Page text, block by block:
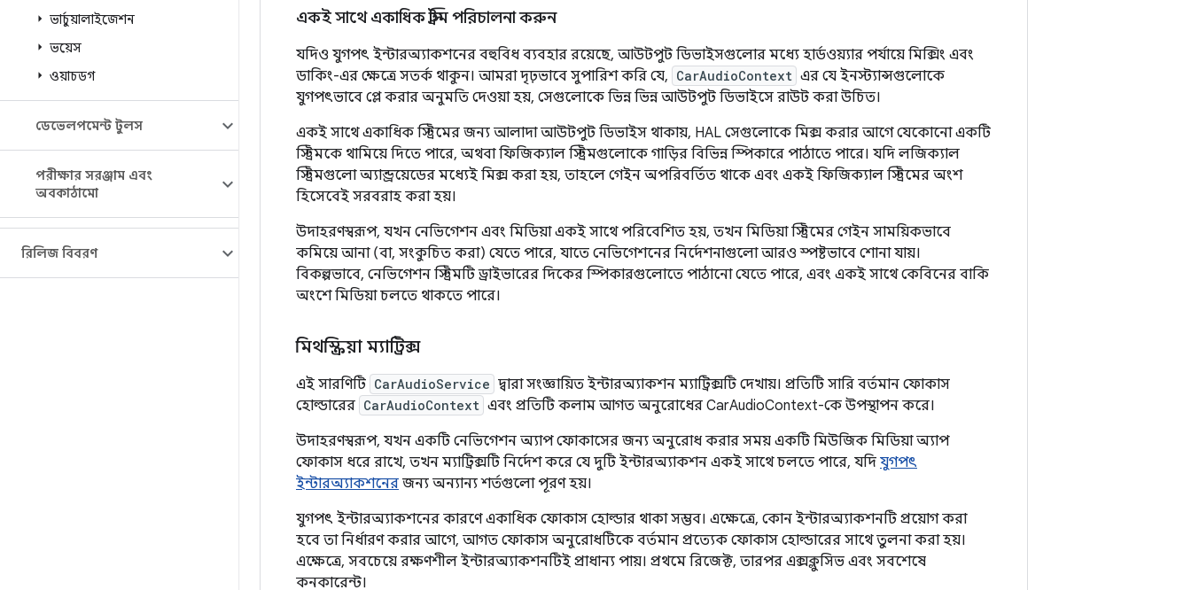
ভার্চুয়ালাইজেশন
ভয়েস
ওয়াচডগ
ডেভেলপমেন্ট টুলস
পরীক্ষার সরঞ্জাম এবং
অবকাঠামো
রিলিজ বিবরণ
একই সাথে একাধিক স্ট্রিম পরিচালনা করুন
যদিও যুগপৎ ইন্টারঅ্যাকশনের বহুবিধ ব্যবহার রয়েছে, আউটপুট ডিভাইসগুলোর মধ্যে হার্ডওয়্যার পর্যায়ে মিক্সিং এবং
ডাকিং-এর ক্ষেত্রে সতর্ক থাকুন। আমরা দৃঢ়ভাবে সুপারিশ করি যে, CarAudioContext এর যে ইনস্ট্যান্সগুলোকে
যুগপৎভাবে প্লে করার অনুমতি দেওয়া হয়, সেগুলোকে ভিন্ন ভিন্ন আউটপুট ডিভাইসে রাউট করা উচিত।
একই সাথে একাধিক স্ট্রিমের জন্য আলাদা আউটপুট ডিভাইস থাকায়, HAL সেগুলোকে মিক্স করার আগে যেকোনো একটি
স্ট্রিমকে থামিয়ে দিতে পারে, অথবা ফিজিক্যাল স্ট্রিমগুলোকে গাড়ির বিভিন্ন স্পিকারে পাঠাতে পারে। যদি লজিক্যাল
স্ট্রিমগুলো অ্যান্ড্রয়েডের মধ্যেই মিক্স করা হয়, তাহলে গেইন অপরিবর্তিত থাকে এবং একই ফিজিক্যাল স্ট্রিমের অংশ
হিসেবেই সরবরাহ করা হয়।
উদাহরণস্বরূপ, যখন নেভিগেশন এবং মিডিয়া একই সাথে পরিবেশিত হয়, তখন মিডিয়া স্ট্রিমের গেইন সাময়িকভাবে
কমিয়ে আনা (বা, সংকুচিত করা) যেতে পারে, যাতে নেভিগেশনের নির্দেশনাগুলো আরও স্পষ্টভাবে শোনা যায়।
বিকল্পভাবে, নেভিগেশন স্ট্রিমটি ড্রাইভারের দিকের স্পিকারগুলোতে পাঠানো যেতে পারে, এবং একই সাথে কেবিনের বাকি
অংশে মিডিয়া চলতে থাকতে পারে।
মিথস্ক্রিয়া ম্যাট্রিক্স
এই সারণিটি CarAudioService দ্বারা সংজ্ঞায়িত ইন্টারঅ্যাকশন ম্যাট্রিক্সটি দেখায়। প্রতিটি সারি বর্তমান ফোকাস
হোল্ডারের CarAudioContext এবং প্রতিটি কলাম আগত অনুরোধের CarAudioContext-কে উপস্থাপন করে।
উদাহরণস্বরূপ, যখন একটি নেভিগেশন অ্যাপ ফোকাসের জন্য অনুরোধ করার সময় একটি মিউজিক মিডিয়া অ্যাপ
ফোকাস ধরে রাখে, তখন ম্যাট্রিক্সটি নির্দেশ করে যে দুটি ইন্টারঅ্যাকশন একই সাথে চলতে পারে, যদি যুগপৎ
ইন্টারঅ্যাকশনের জন্য অন্যান্য শর্তগুলো পূরণ হয়।
যুগপৎ ইন্টারঅ্যাকশনের কারণে একাধিক ফোকাস হোল্ডার থাকা সম্ভব। এক্ষেত্রে, কোন ইন্টারঅ্যাকশনটি প্রয়োগ করা
হবে তা নির্ধারণ করার আগে, আগত ফোকাস অনুরোধটিকে বর্তমান প্রত্যেক ফোকাস হোল্ডারের সাথে তুলনা করা হয়।
এক্ষেত্রে, সবচেয়ে রক্ষণশীল ইন্টারঅ্যাকশনটিই প্রাধান্য পায়। প্রথমে রিজেক্ট, তারপর এক্সক্লুসিভ এবং সবশেষে
কনকারেন্ট।